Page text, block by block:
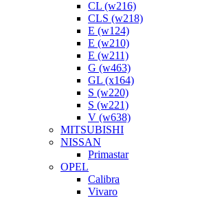
CL (w216)
CLS (w218)
E (w124)
E (w210)
E (w211)
G (w463)
GL (x164)
S (w220)
S (w221)
V (w638)
MITSUBISHI
NISSAN
Primastar
OPEL
Calibra
Vivaro